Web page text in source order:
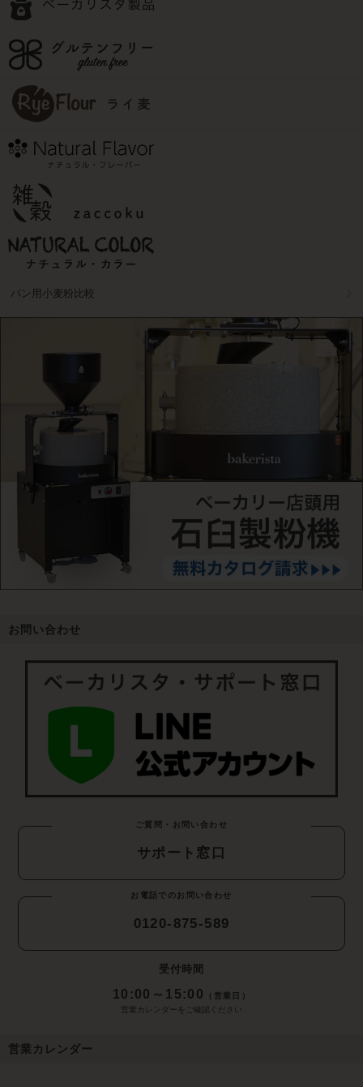
パン用小麦粉比較
お問い合わせ
ご質問・お問い合わせ
サポート窓口
お電話でのお問い合わせ
0120-875-589
受付時間
10:00～15:00
（営業日）
営業カレンダーをご確認ください
営業カレンダー